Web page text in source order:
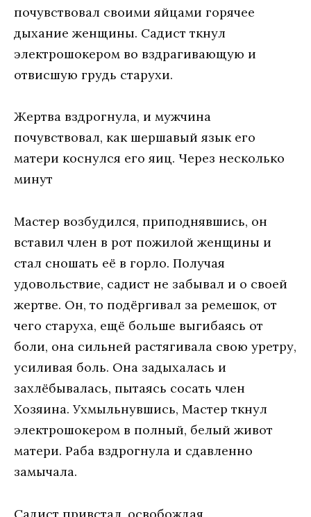
почувствовал своими яйцами горячее
дыхание женщины. Садист ткнул
электрошокером во вздрагивающую и
отвисшую грудь старухи.
Жертва вздрогнула, и мужчина
почувствовал, как шершавый язык его
матери коснулся его яиц. Через несколько
минут
Мастер возбудился, приподнявшись, он
вставил член в рот пожилой женщины и
стал сношать её в горло. Получая
удовольствие, садист не забывал и о своей
жертве. Он, то подёргивал за ремешок, от
чего старуха, ещё больше выгибаясь от
боли, она сильней растягивала свою уретру,
усиливая боль. Она задыхалась и
захлёбывалась, пытаясь сосать член
Хозяина. Ухмыльнувшись, Мастер ткнул
электрошокером в полный, белый живот
матери. Раба вздрогнула и сдавленно
замычала.
Садист привстал, освобождая